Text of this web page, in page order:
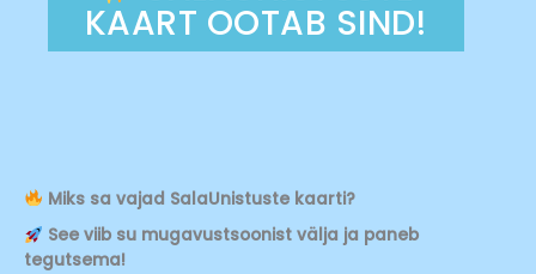
KAART OOTAB SIND!
Miks sa vajad SalaUnistuste kaarti?
See viib su mugavustsoonist välja ja paneb
tegutsema!